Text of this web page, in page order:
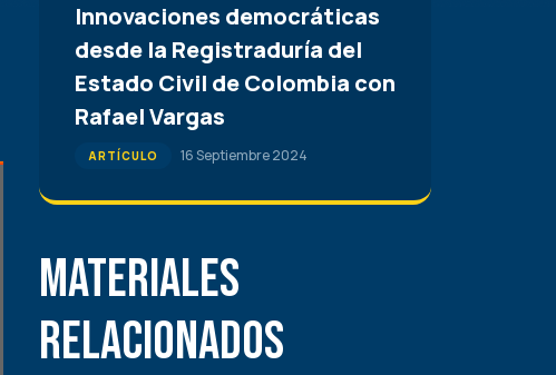
Innovaciones democráticas
desde la Registraduría del
Estado Civil de Colombia con
Rafael Vargas
ARTÍCULO 16 Septiembre 2024
Materiales
Relacionados